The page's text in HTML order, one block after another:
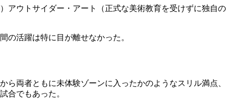
アウトサイダー・アート（正式な美術教育を受けずに独自の
の活躍は特に目が離せなかった。
両者ともに未体験ゾーンに入ったかのようなスリル満点、
合でもあった。